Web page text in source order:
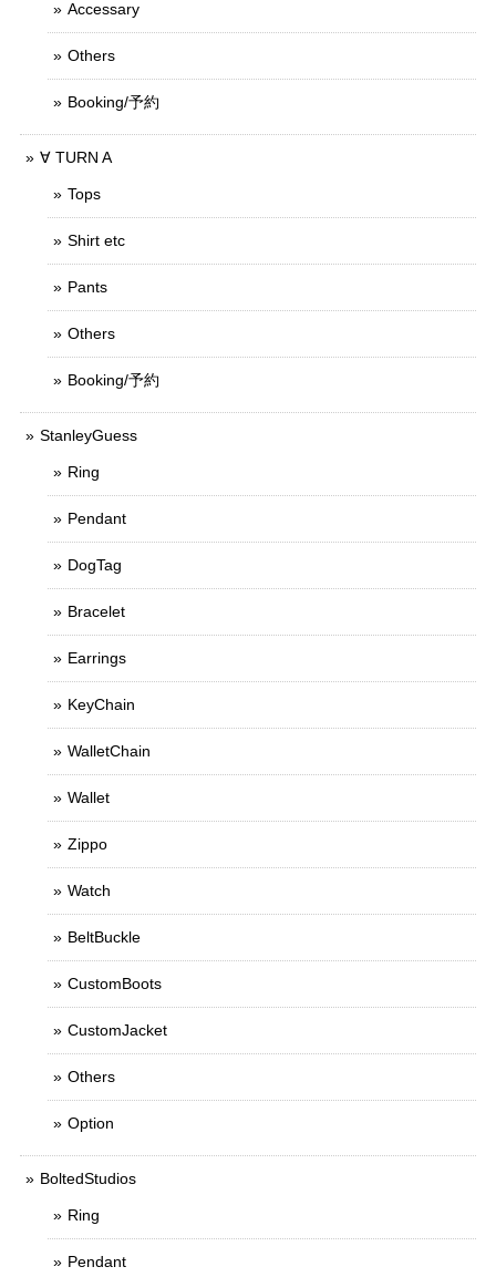
Accessary
Others
Booking/予約
∀ TURN A
Tops
Shirt etc
Pants
Others
Booking/予約
StanleyGuess
Ring
Pendant
DogTag
Bracelet
Earrings
KeyChain
WalletChain
Wallet
Zippo
Watch
BeltBuckle
CustomBoots
CustomJacket
Others
Option
BoltedStudios
Ring
Pendant